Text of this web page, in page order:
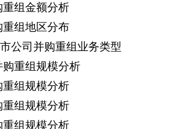
组金额分析
组地区分布
公司并购重组业务类型
重组规模分析
组规模分析
组规模分析
组规模分析